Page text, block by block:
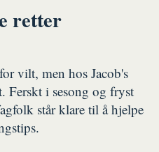
retter
vilt, men hos Jacob's
Ferskt i sesong og fryst
står klare til å hjelpe